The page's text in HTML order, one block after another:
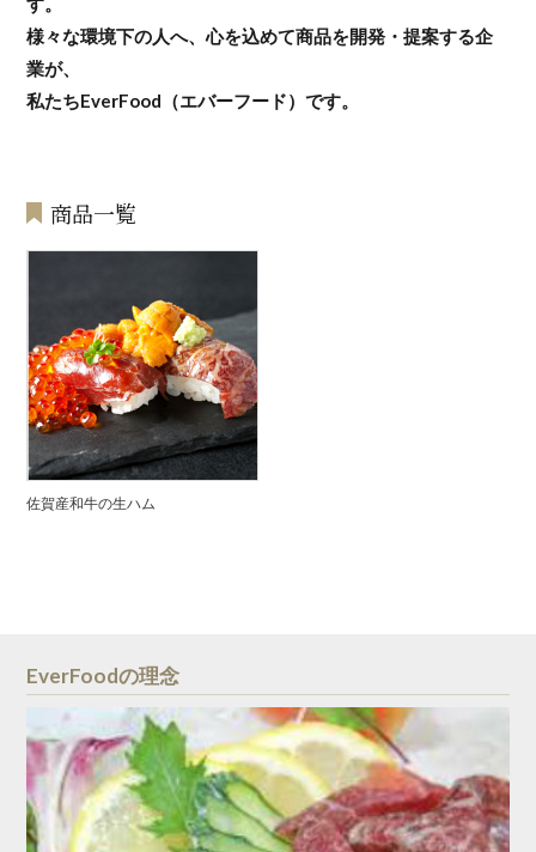
様々な環境下の人へ、心を込めて商品を開発・提案する企
業が、
私たちEverFood（エバーフード）です。
商品一覧
佐賀産和牛の生ハム
EverFoodの理念